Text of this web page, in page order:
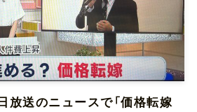
送のニュースで「価格転嫁